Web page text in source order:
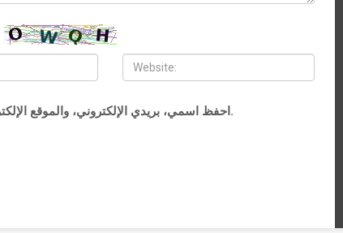
احفظ اسمي، بريدي الإلكتروني، والموقع الإلكتروني في هذا المتصفح لاستخدامها المرة المقبلة في تعليقي.